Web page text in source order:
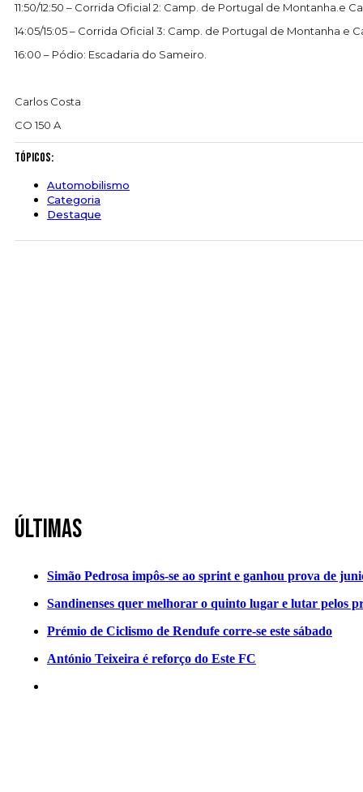
11:50/12:50 – Corrida Oficial 2: Camp. de Portugal de Montanha.e
14:05/15:05 – Corrida Oficial 3: Camp. de Portugal de Montanha e
16:00 – Pódio: Escadaria do Sameiro.
Carlos Costa
CO 150 A
Tópicos:
Automobilismo
Categoria
Destaque
Últimas
Simão Pedrosa impôs-se ao sprint e ganhou prova de
Sandinenses quer melhorar o quinto lugar e lutar pelos
Prémio de Ciclismo de Rendufe corre-se este sábado
António Teixeira é reforço do Este FC